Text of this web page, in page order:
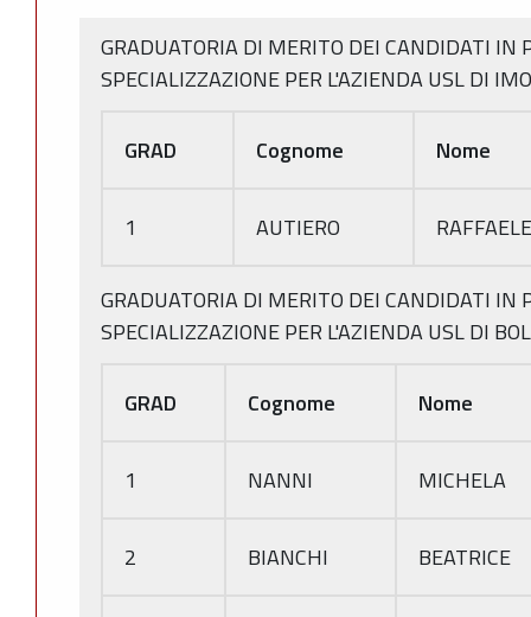
GRADUATORIA DI MERITO DEI CANDIDATI IN
SPECIALIZZAZIONE PER L'AZIENDA USL DI
GRAD Cognome Nome
1 AUTIERO RAFFAELE
GRADUATORIA DI MERITO DEI CANDIDATI IN
SPECIALIZZAZIONE PER L'AZIENDA USL DI
GRAD Cognome Nome
1 NANNI MICHELA
2 BIANCHI BEATRICE